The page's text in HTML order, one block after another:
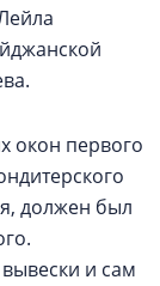
окон первого
должен был
и сам